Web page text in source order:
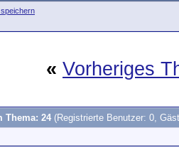
« Vorheriges
Thema: 24 (Registrierte Benutzer: 0,